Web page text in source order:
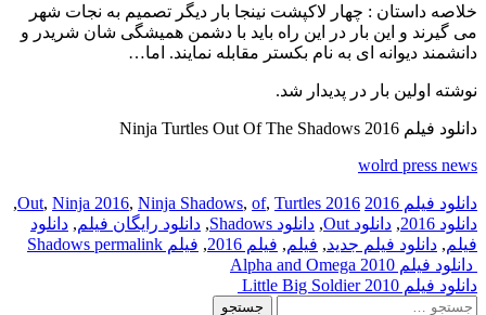
خلاصه داستان : چهار لاکپشت نینجا بار دیگر تصمیم به نجات شهر
می گیرند و این بار در این راه باید با دشمن همیشگی شان شریدر و
دانشمند دیوانه ای به نام بکستر مقابله نمایند. اما…
نوشته اولین بار در پدیدار شد.
دانلود فیلم Ninja Turtles Out Of The Shadows 2016
wolrd press news
دانلود فیلم 2016 2016 Out
,Ninja 2016 ,Ninja Shadows ,of ,Turtles
,
دانلود 2016
,دانلود Out ,دانلود Shadows ,دانلود رایگان فیلم,دانلود
فیلم,دانلود فیلم جدید,فیلم,فیلم 2016 ,فیلم Shadowspermalink
Post
navigation
دانلود فیلم Alpha and Omega 2010
دانلود فیلم Little Big Soldier 2010
جستجو